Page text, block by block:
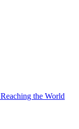
the World